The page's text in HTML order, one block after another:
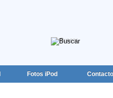
Fotos iPod Contacto